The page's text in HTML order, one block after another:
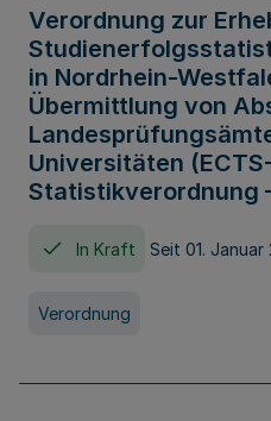
Verordnung zur
in Nordrhein-
Übermittlung von
Universitäten
Statistikverordnung
In Kraft Seit 01. Januar
Verordnung